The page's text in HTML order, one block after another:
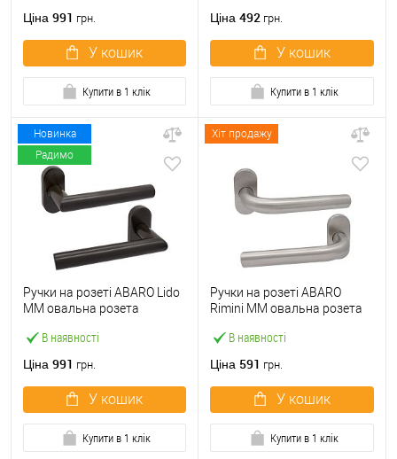
Ціна 991 грн.
У кошик
Купити в 1 клік
Ціна 492 грн.
У кошик
Купити в 1 клік
Новинка
Радимо
В наявності
Ручки на розеті ABARO Lido
MM овальна розета
Ціна 991 грн.
У кошик
Купити в 1 клік
Хіт продажу
В наявності
Ручки на розеті ABARO
Rimini MM овальна розета
Ціна 591 грн.
У кошик
Купити в 1 клік